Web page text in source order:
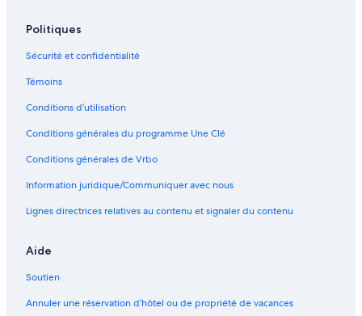
Politiques
Sécurité et confidentialité
Témoins
Conditions d’utilisation
Conditions générales du programme Une Clé
Conditions générales de Vrbo
Information juridique/Communiquer avec nous
Lignes directrices relatives au contenu et signaler du contenu
Aide
Soutien
Annuler une réservation d’hôtel ou de propriété de vacances